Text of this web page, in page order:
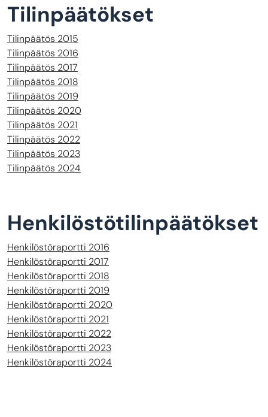
Tilinpäätökset
Tilinpäätös 2015
Tilinpäätös 2016
Tilinpäätös 2017
Tilinpäätös 2018
Tilinpäätös 2019
Tilinpäätös 2020
Tilinpäätös 2021
Tilinpäätös 2022
Tilinpäätös 2023
Tilinpäätös 2024
Henkilöstötilinpäätökset
Henkilöstöraportti 2016
Henkilöstöraportti 2017
Henkilöstöraportti 2018
Henkilöstöraportti 2019
Henkilöstöraportti 2020
Henkilöstöraportti 2021
Henkilöstöraportti 2022
Henkilöstöraportti 2023
Henkilöstöraportti 2024